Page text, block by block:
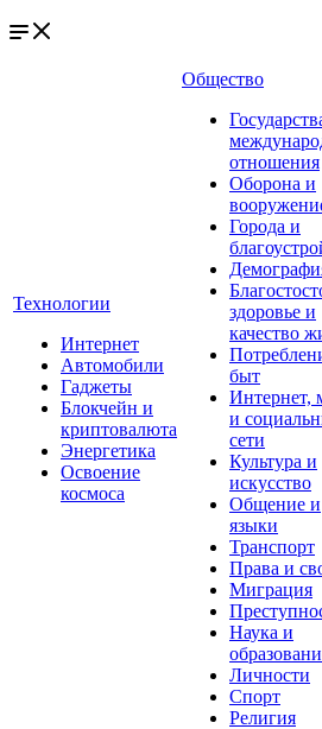
Технологии
Интернет
Автомобили
Гаджеты
Блокчейн и
криптовалюта
Энергетика
Освоение
космоса
Общество
отношения
Оборона и
Города и
здоровье и
качество
быт
Интернет,
и
сети
Культура и
искусство
Общение и
языки
Транспорт
Права и
Миграция
Наука и
Личности
Спорт
Религия